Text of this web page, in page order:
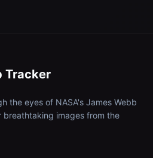
Tracker
the eyes of NASA's James Webb
breathtaking images from the